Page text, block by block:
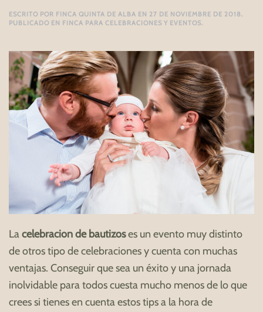
ESCRITO POR FINCA QUINTA DE ALBA EN 27 DE NOVIEMBRE DE 2018 .
PUBLICADO EN FINCA PARA CELEBRACIONES Y EVENTOS.
Lacelebracion de bautizoses un evento muy distinto
de otros tipo de celebraciones y cuenta con muchas
ventajas. Conseguir que sea un éxito y una jornada
inolvidable para todos cuesta mucho menos de lo que
crees si tienes en cuenta estos tips a la hora de